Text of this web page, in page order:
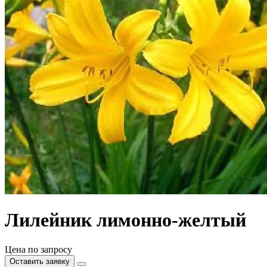
Лилейник лимонно-желтый
Цена по запросу
Оставить заявку